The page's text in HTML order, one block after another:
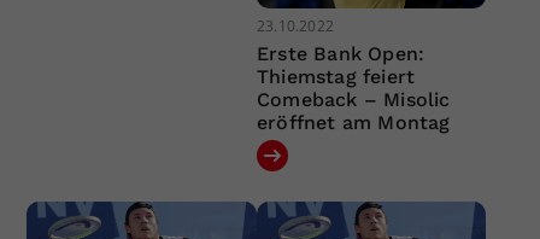
23.10.2022
Erste Bank Open:
Thiemstag feiert
Comeback – Misolic
eröffnet am Montag